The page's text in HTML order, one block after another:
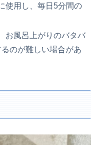
使用し、毎日5分間の
お風呂上がりのバタバ
のが難しい場合があ